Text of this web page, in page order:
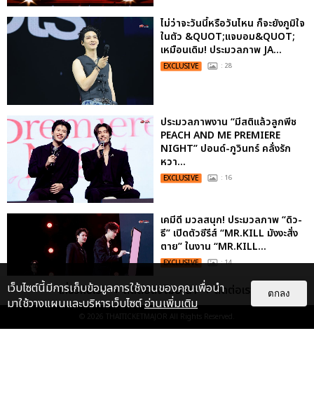
ไม่ว่าจะวันนี้หรือวันไหน ก็จะยังภูมิใจ
ในตัว &QUOT;แจบอม&QUOT;
เหมือนเดิม! ประมวลภาพ JA...
EXCLUSIVE : 28
ประมวลภาพงาน “มีสติแล้วลูกพีช
PEACH AND ME PREMIERE
NIGHT” ปอนด์-ภูวินทร์ คลั่งรัก
หวา...
EXCLUSIVE : 16
เคมีดี มวลสนุก! ประมวลภาพ “ดิว-
ธี” เปิดตัวซีรีส์ “MR.KILL มังงะสั่ง
ตาย” ในงาน “MR.KILL...
EXCLUSIVE : 14
ประมวลภาพค่ำคืนแห่งความทรงจำ
ของ ITZY และมิดจีไทย ในวันที่
เกี่ยวกับเรา ติดต่อลงโฆษณา ติดต่อเรา
© 2026 THAITICKETMAJOR All Rights Reserved.
เว็บไซต์นี้มีการเก็บข้อมูลการใช้งานของคุณเพื่อนำ
มาใช้วางแผนและบริหารเว็บไซต์อ่านเพิ่มเติม
ตกลง